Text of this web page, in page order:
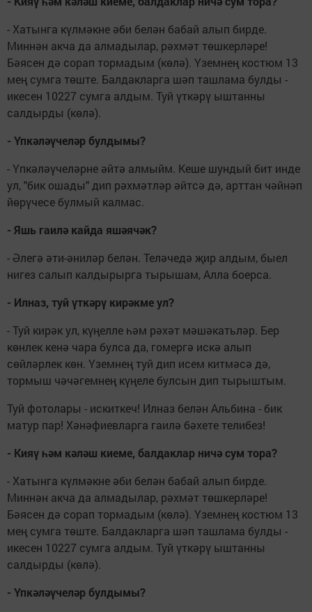
- Хатынга күлмәкне әби белән бабай алып бирде.
Миннән акча да алмадылар, рәхмәт төшкерләре!
Бәясен дә сорап тормадым (көлә). Үземнең костюм 13
мең сумга төште. Балдакларга шәп ташлама булды -
икесен 10227 сумга алдым. Туй үткәрү ыштанны
салдырды (көлә).
- Үпкәләүчеләр булдымы?
- Үпкәләүчеләрне әйтә алмыйм. Кеше шундый бит инде
ул, "бик ошады" дип рәхмәтләр әйтсә дә, арттан чәйнәп
йөрүчесе булмый калмас.
- Яшь гаилә кайда яшәячәк?
- Әлегә әти-әниләр белән. Теләчедә җир алдым, быел
нигез салып калдырырга тырышам, Алла боерса.
- Илназ, туй үткәрү кирәкме ул?
- Туй кирәк ул, күңелле һәм рәхәт мәшәкатьләр. Бер
көнлек кенә чара булса да, гомергә искә алып
сөйләрлек көн. Үземнең туй дип исем китмәсә дә,
тормыш чәчәгемнең күңеле булсын дип тырыштым.
Туй фотолары - искиткеч! Илназ белән Альбина - бик
матур пар! Хәнәфиевларга гаилә бәхете телибез!
- Кияү һәм кәләш киеме, балдаклар ничә сум тора?
- Хатынга күлмәкне әби белән бабай алып бирде.
Миннән акча да алмадылар, рәхмәт төшкерләре!
Бәясен дә сорап тормадым (көлә). Үземнең костюм 13
мең сумга төште. Балдакларга шәп ташлама булды -
икесен 10227 сумга алдым. Туй үткәрү ыштанны
салдырды (көлә).
- Үпкәләүчеләр булдымы?